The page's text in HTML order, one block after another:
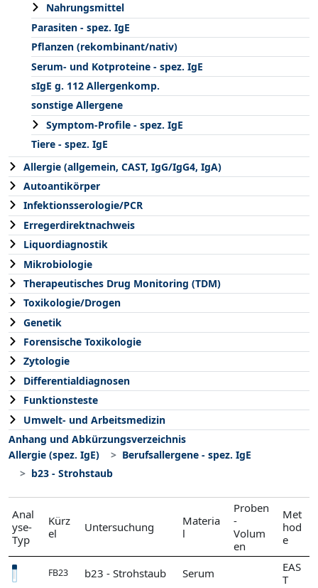
Nahrungsmittel
Parasiten - spez. IgE
Pflanzen (rekombinant/nativ)
Serum- und Kotproteine - spez. IgE
sIgE g. 112 Allergenkomp.
sonstige Allergene
Symptom-Profile - spez. IgE
Tiere - spez. IgE
Allergie (allgemein, CAST, IgG/IgG4, IgA)
Autoantikörper
Infektionsserologie/PCR
Erregerdirektnachweis
Liquordiagnostik
Mikrobiologie
Therapeutisches Drug Monitoring (TDM)
Toxikologie/Drogen
Genetik
Forensische Toxikologie
Zytologie
Differentialdiagnosen
Funktionsteste
Umwelt- und Arbeitsmedizin
Anhang und Abkürzungsverzeichnis
Allergie (spez. IgE)
Berufsallergene - spez. IgE
b23 - Strohstaub
Anal
yse-
Typ
Kürz
el
Untersuchung
Materia
l
Proben
-
Volum
en
Met
hod
e
FB23 b23 - Strohstaub Serum
EAS
T